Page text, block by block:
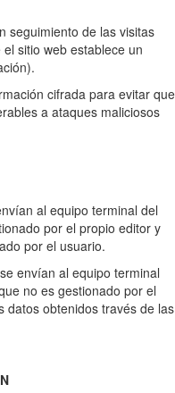
seguimiento de las visitas
sitio web establece un
cifrada para evitar que
a ataques maliciosos
al equipo terminal del
por el propio editor y
por el usuario.
envían al equipo terminal
no es gestionado por el
datos obtenidos través de las